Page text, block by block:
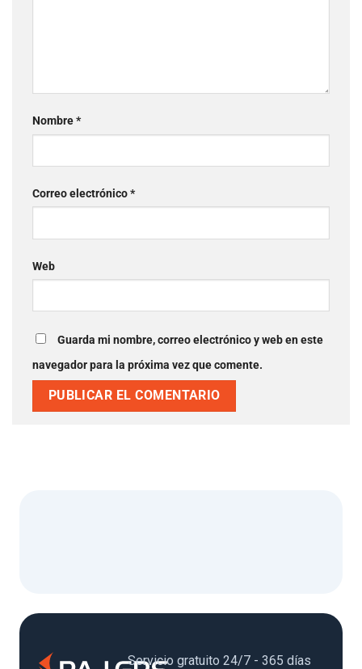
Nombre*
Correo electrónico*
Web
Guarda mi nombre, correo electrónico y web en este
navegador para la próxima vez que comente.
Servicio gratuito 24/7 - 365 días